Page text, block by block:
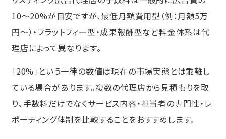
10〜20%が目安ですが、最低月額費用型（例：月額5万
円〜）・フラットフィー型・成果報酬型など料金体系は代
理店によって異なります。
「20%」という一律の数値は現在の市場実態とは乖離し
ている場合があります。複数の代理店から見積もりを取
り、手数料だけでなくサービス内容・担当者の専門性・レ
ポーティング体制を比較することをおすすめします。